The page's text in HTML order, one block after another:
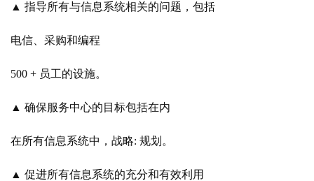
▲ 指导所有与信息系统相关的问题，包括
电信、采购和编程
500 + 员工的设施。
▲ 确保服务中心的目标包括在内
在所有信息系统中，战略: 规划。
▲ 促进所有信息系统的充分和有效利用